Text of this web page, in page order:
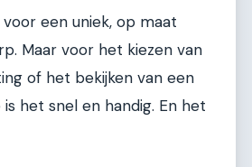
een uniek, op maat
Maar voor het kiezen van
of het bekijken van een
het snel en handig. En het